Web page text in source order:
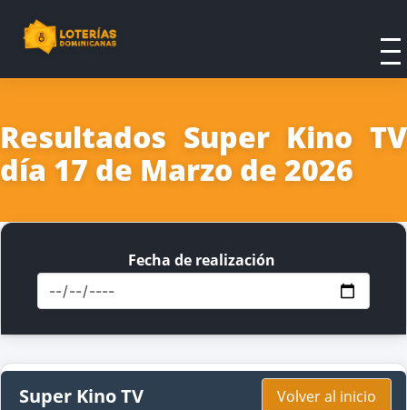
Resultados Super Kino TV
día 17 de Marzo de 2026
Fecha de realización
Super Kino TV Volver al inicio